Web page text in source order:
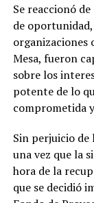
Se reaccionó
de
Mesa, fueron
sobre los
potente de lo
comprometida
Sin perjuicio de
una vez que la
hora de la
que se decidió